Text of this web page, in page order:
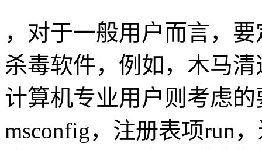
，对于一般用户而言，
杀毒软件，例如，木马
计算机专业用户则考虑
msconfig，注册表项run